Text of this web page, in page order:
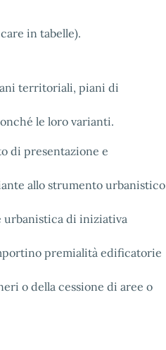
in tabelle).
territoriali, piani di
le loro varianti.
di presentazione e
allo strumento urbanistico
urbanistica di iniziativa
premialità edificatorie
o della cessione di aree o